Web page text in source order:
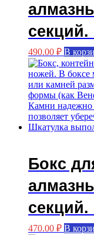
секций.
490.00 ₽ В
Бокс
секций.
470.00 ₽ В